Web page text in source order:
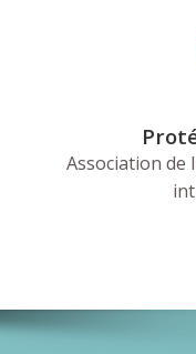
Association de